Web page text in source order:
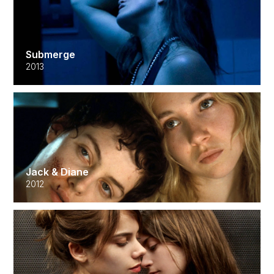
Submerge
2013
Jack & Diane
2012